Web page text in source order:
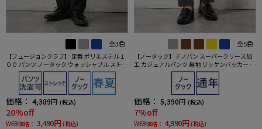
全3色
【フュージョンクラブ】 定番 ポリエステル１
００ パンツ ノータック ウォッシャブル ストレ
ッチ 春夏
価格： 4,389円 (税込)
20%off
WEB価格： 3,490円 (税込)
全5色
【ノータック】チノパン スーパークリース加
工 カジュアルパンツ 無地 リッケンバッカー 通
価格： 5,390円 (税込)
7%off
WEB価格： 4,990円 (税込)